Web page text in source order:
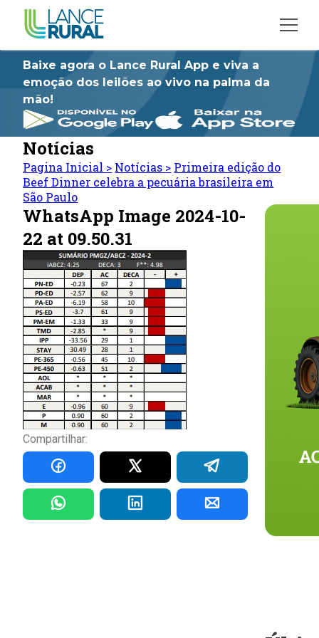
Baixe agora o Lance Rural App e viva a
emoção dos leilões ao vivo na palma da
mão!
Notícias
Pagina Inicial > Notícias > Primeira edição do
Beef Dinner celebra a pecuária brasileira em
São Paulo
WhatsApp Image 2024-10-
22 at 09.50.31
Compartilhar: